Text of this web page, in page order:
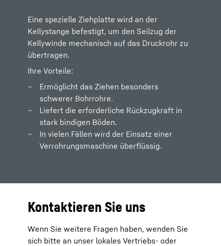
Eine spezielle Ziehplatte wird an der
Kellystange befestigt, um den Seilzug der
Kellywinde mechanisch auf das Druckrohr zu
übertragen.
Ihre Vorteile:
Ermöglicht das Ziehen besonders
schwerer Bohrrohre.
Liefert die erforderliche Rückzugkraft in
stark bindigen Böden.
In vielen Fällen wird der Einsatz einer
Verrohrungsmaschine überflüssig.
Kontaktieren Sie uns
Wenn Sie weitere Fragen haben, wenden Sie
sich bitte an unser lokales Vertriebs- oder